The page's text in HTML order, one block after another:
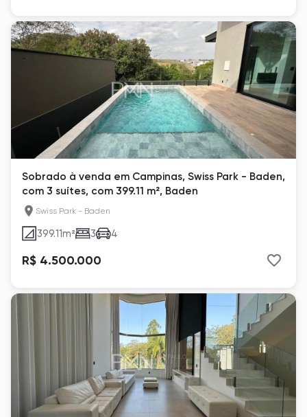
Sobrado à venda em Campinas, Swiss Park - Baden,
com 3 suítes, com 399.11 m², Baden
Swiss Park - Baden
399.11m² 3 4
R$ 4.500.000